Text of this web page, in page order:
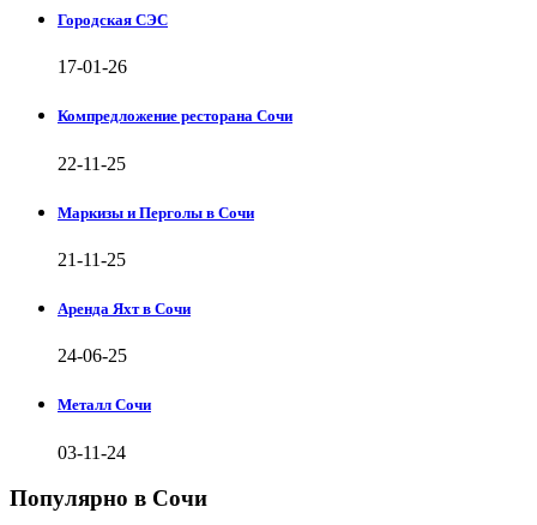
Городская СЭС
17-01-26
Компредложение ресторана Сочи
22-11-25
Маркизы и Перголы в Сочи
21-11-25
Аренда Яхт в Сочи
24-06-25
Металл Сочи
03-11-24
Популярно в Сочи